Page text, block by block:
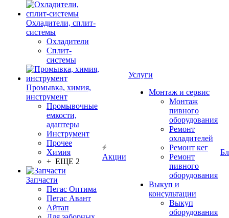
Охладители, сплит-
системы
Охладители
Сплит-
системы
Промывка, химия,
инструмент
Промывочные
емкости,
адаптеры
Инструмент
Прочее
Химия
+ ЕЩЕ 2
Запчасти
Пегас Оптима
Пегас Авант
Айтап
Акции
Услуги
Монтаж и сервис
Монтаж
пивного
оборудования
Ремонт
охладителей
Ремонт кег
Ремонт
пивного
оборудования
Выкуп и
консультации
Выкуп
оборудования